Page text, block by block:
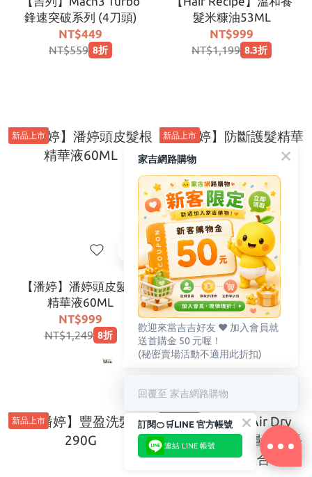
鋒速突破系列 (4刀頭)
NT$449
NT$559 8折
髮米糠油53ML
NT$999
NT$1,199 8.3折
新品上市
【潘婷】潘婷頭皮髮根
精華液60ML
NT$999
NT$1,249 8折
新品上市
【潘婷】防斷護髮精華
素200ML
NT$399
NT$499 8折
新品上市 新品上市
家吉網路購物
歡迎來當吉吉好友 ♥️ 加入會員就
送首購金 50 元喔！
(秘密賣場活動不適用此折扣)
回覆至 家吉網路購物
訂閱🍊🛒LINE 官方帳號
連結 LINE 帳號